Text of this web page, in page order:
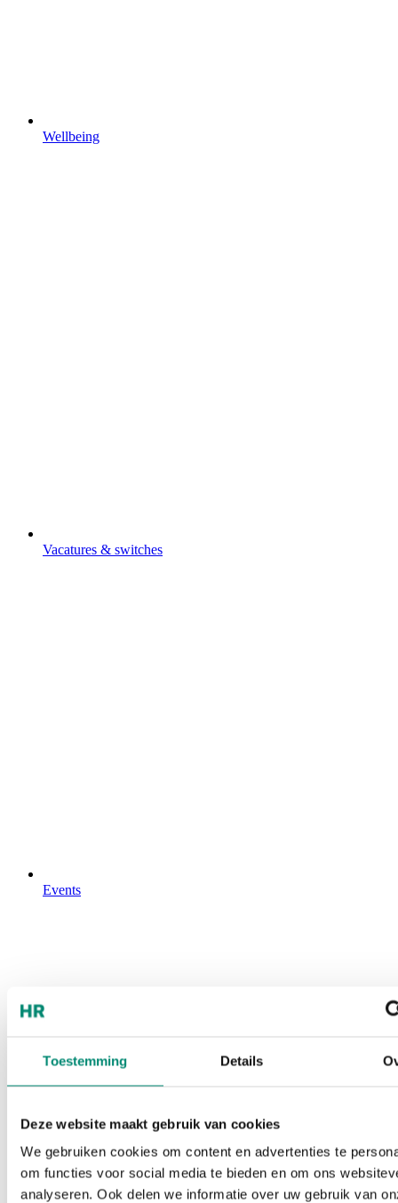
Toestemming Details
Deze website maakt gebruik van cookies
We gebruiken cookies om content en advertenties te
om functies voor social media te bieden en om ons
analyseren. Ook delen we informatie over uw gebruik van
Wellbeing
Vacatures & switches
Events